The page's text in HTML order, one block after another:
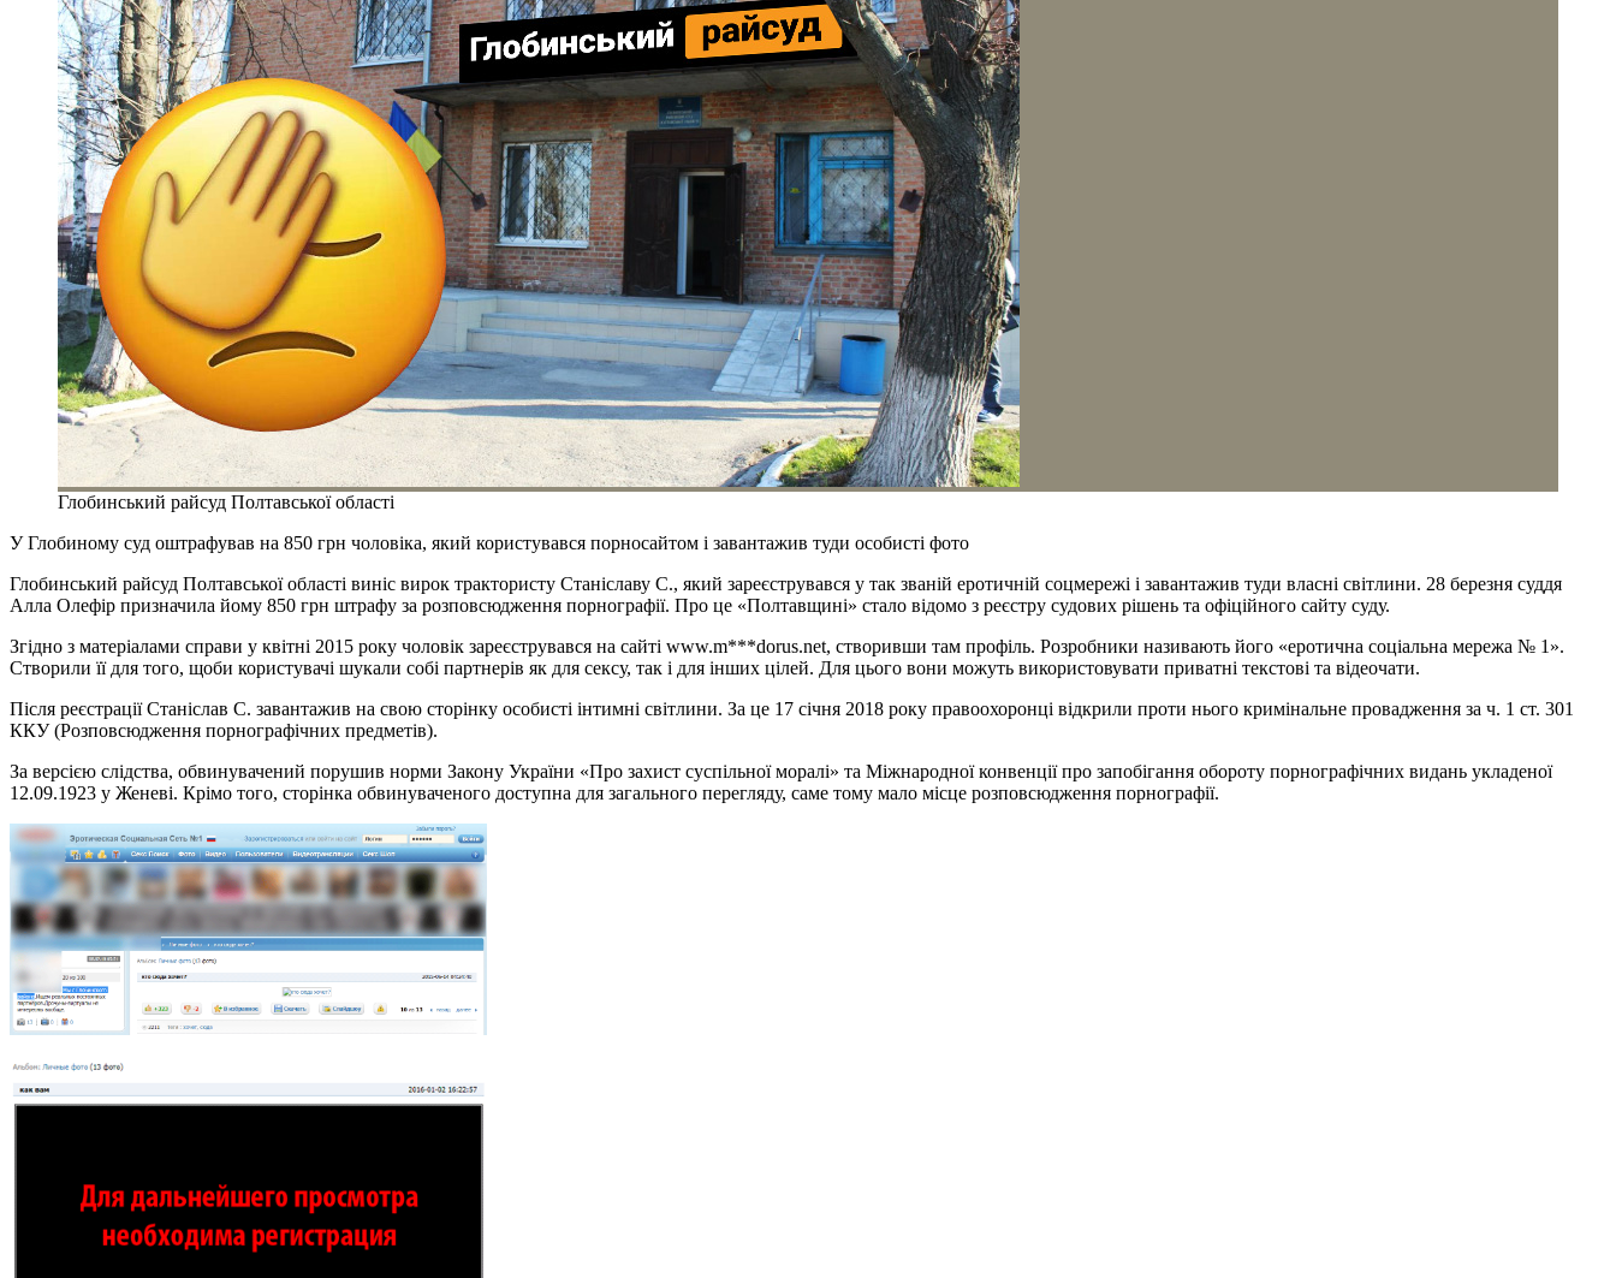
Глобинський райсуд Полтавської області
У Глобиному суд оштрафував на 850 грн чоловіка, який користувався порносайтом і завантажив туди особисті фото
Глобинський райсуд Полтавської області виніс вирок трактористу Станіславу С., який зареєструвався у так званій еротичній соцмережі і завантажив туди власні світлини. 28 березня суддя
Алла Олефір призначила йому 850 грн штрафу за розповсюдження порнографії. Про це «Полтавщині» стало відомо з реєстру судових рішень та офіційного сайту суду.
Згідно з матеріалами справи у квітні 2015 року чоловік зареєструвався на сайті www.m***dorus.net, створивши там профіль. Розробники називають його «еротична соціальна мережа № 1».
Створили її для того, щоби користувачі шукали собі партнерів як для сексу, так і для інших цілей. Для цього вони можуть використовувати приватні текстові та відеочати.
Після реєстрації Станіслав С. завантажив на свою сторінку особисті інтимні світлини. За це 17 січня 2018 року правоохоронці відкрили проти нього кримінальне провадження за ч. 1 ст. 301
ККУ (Розповсюдження порнографічних предметів).
За версією слідства, обвинувачений порушив норми Закону України «Про захист суспільної моралі» та Міжнародної конвенції про запобігання обороту порнографічних видань укладеної
12.09.1923 у Женеві. Крімо того, сторінка обвинуваченого доступна для загального перегляду, саме тому мало місце розповсюдження порнографії.